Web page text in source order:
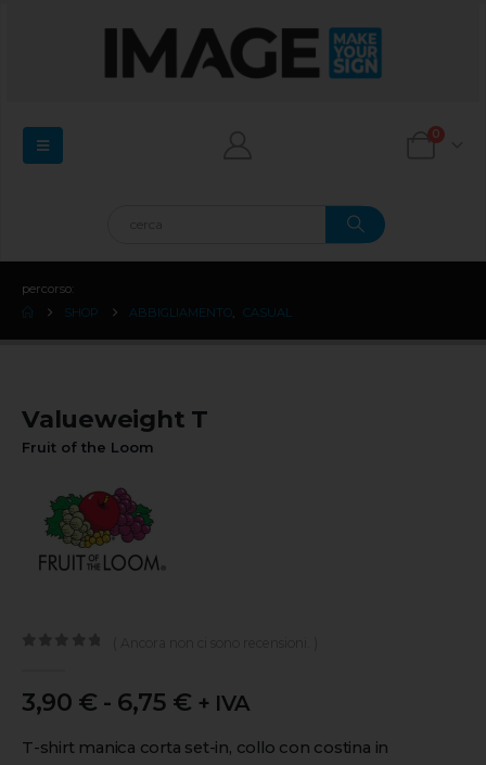
0
percorso:
SHOP
ABBIGLIAMENTO CASUAL
Valueweight T
Fruit of the Loom
3,90 € - 6,75 € + IVA
T-shirt manica corta set-in, collo con costina in